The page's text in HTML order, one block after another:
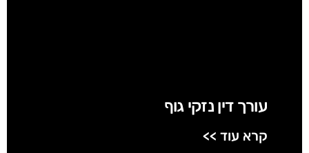
עורך דין נזקי גוף
קרא עוד >>